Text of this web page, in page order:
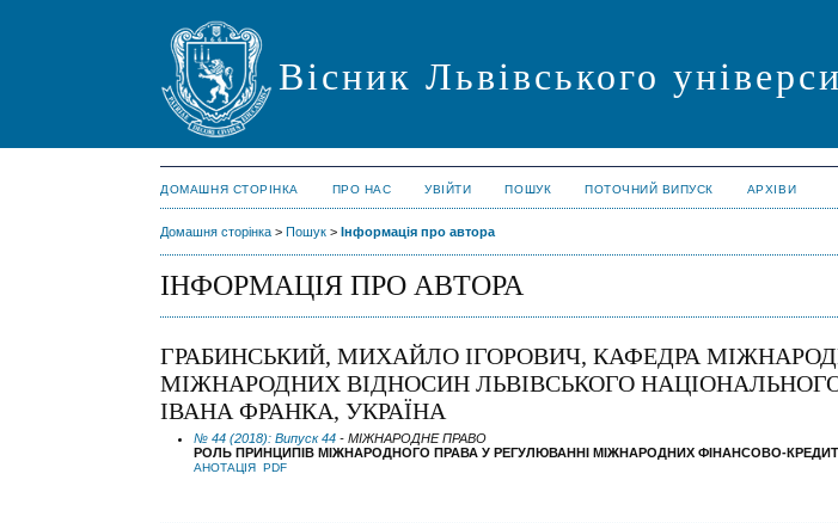
Вісник Львівського
ДОМАШНЯ СТОРІНКА ПРО НАС УВІЙТИ ПОШУК ПОТОЧНИЙ ВИПУСК АРХІВИ
Домашня сторінка >Пошук >Інформація про автора
ІНФОРМАЦІЯ ПРО АВТОРА
ГРАБИНСЬКИЙ, МИХАЙЛО ІГОРОВИЧ, КАФЕДРА
МІЖНАРОДНИХ ВІДНОСИН ЛЬВІВСЬКОГО
ІВАНА ФРАНКА, УКРАЇНА
№ 44 (2018): Випуск 44 - МІЖНАРОДНЕ ПРАВО
РОЛЬ ПРИНЦИПІВ МІЖНАРОДНОГО ПРАВА У РЕГУЛЮВАННІ МІЖНАРОДНИХ ФІНАНСОВО-
АНОТАЦІЯ PDF